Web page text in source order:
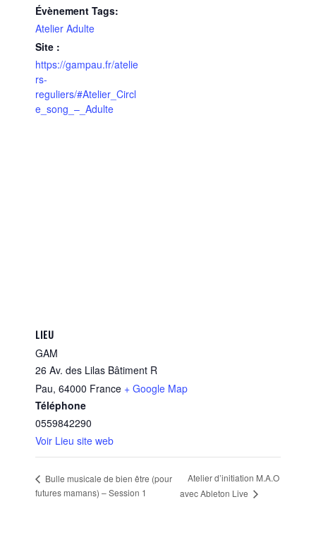
Évènement Tags:
Atelier Adulte
Site :
https://gampau.fr/atelie
rs-
reguliers/#Atelier_Circl
e_song_–_Adulte
LIEU
GAM
26 Av. des Lilas Bâtiment R
Pau, 64000 France + Google Map
Téléphone
0559842290
Voir Lieu site web
Bulle musicale de bien être (pour
futures mamans) – Session 1
Atelier d’initiation M.A.O
avec Ableton Live